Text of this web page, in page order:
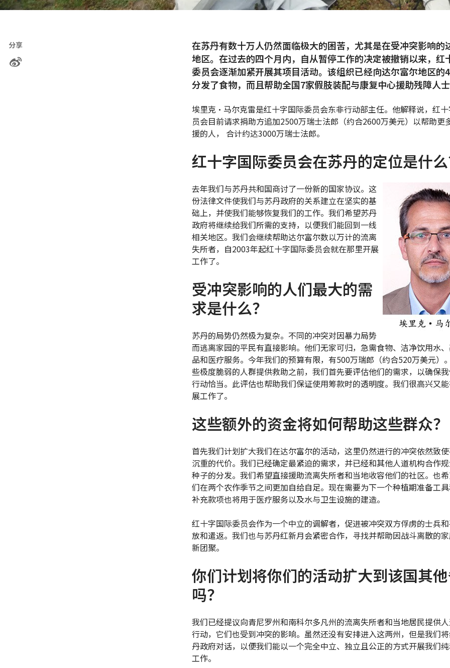
分享
在苏丹有数十万人仍然面临极大的困苦，尤其是在受冲突影响的
地区。在过去的四个月内，自从暂停工作的决定被撤销以来，红
委员会逐渐加紧开展其项目活动。该组织已经向达尔富尔地区的
分发了食物，而且帮助全国7家假肢装配与康复中心援助残障人
埃里克•马尔克雷是红十字国际委员会东非行动部主任。他解释说，红
员会目前请求捐助方追加2500万瑞士法郎（约合2600万美元）以帮助更
援的人， 合计约达3000万瑞士法郎。
红十字国际委员会在苏丹的定位是什
去年我们与苏丹共和国商讨了一份新的国家协议。这
份法律文件使我们与苏丹政府的关系建立在坚实的基
础上，并使我们能够恢复我们的工作。我们希望苏丹
政府将继续给我们所需的支持，以便我们能回到一线
相关地区。我们会继续帮助达尔富尔数以万计的流离
失所者，自2003年起红十字国际委员会就在那里开展
工作了。
受冲突影响的人们最大的需
求是什么？
苏丹的局势仍然极为复杂。不同的冲突对因暴力局势
而逃离家园的平民有直接影响。他们无家可归，急需食物、洁净饮用水
品和医疗服务。今年我们的预算有限，有500万瑞郎（约合520万美元）
些极度脆弱的人群提供救助之前，我们首先要评估他们的需求，以确保
行动恰当。此评估也帮助我们保证使用筹款时的透明度。我们很高兴又
展工作了。
这些额外的资金将如何帮助这些群众？
首先我们计划扩大我们在达尔富尔的活动，这里仍然进行的冲突依然致
沉重的代价。我们已经确定最紧迫的需求，并已经和其他人道机构合作
种子的分发。我们希望直接援助流离失所者和当地收容他们的社区。也
们在两个农作季节之间更加自给自足。现在需要为下一个种植期准备工
补充款项也将用于医疗服务以及水与卫生设施的建造。
红十字国际委员会作为一个中立的调解者，促进被冲突双方俘虏的士兵
放和遣返。我们也与苏丹红新月会紧密合作，寻找并帮助因战斗离散的
新团聚。
你们计划将你们的活动扩大到该国其
吗？
我们已经提议向青尼罗州和南科尔多凡州的流离失所者和当地居民提供
行动，它们也受到冲突的影响。虽然还没有安排进入这两州，但是我们
丹政府对话，以便我们能以一个完全中立、独立且公正的方式开展我们
工作。